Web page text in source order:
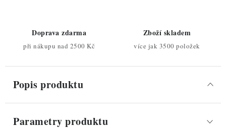
Doprava zdarma
při nákupu nad 2500 Kč
Zboží skladem
více jak 3500 položek
Popis produktu
Parametry produktu